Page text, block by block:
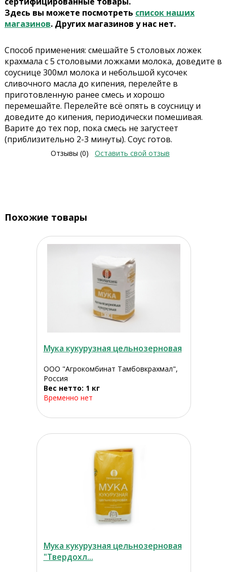
Здесь вы можете посмотреть список наших
магазинов. Других магазинов у нас нет.
Способ применения: смешайте 5 столовых ложек
крахмала с 5 столовыми ложками молока, доведите в
соуснице 300мл молока и небольшой кусочек
сливочного масла до кипения, перелейте в
приготовленную ранее смесь и хорошо
перемешайте. Перелейте всё опять в соусницу и
доведите до кипения, периодически помешивая.
Варите до тех пор, пока смесь не загустеет
(приблизительно 2-3 минуты). Соус готов.
Отзывы (0) Оставить свой отзыв
Похожие товары
Мука кукурузная цельнозерновая
ООО "Агрокомбинат Тамбовкрахмал",
Россия
Вес нетто: 1 кг
Временно нет
Мука кукурузная цельнозерновая
"Твердохл...